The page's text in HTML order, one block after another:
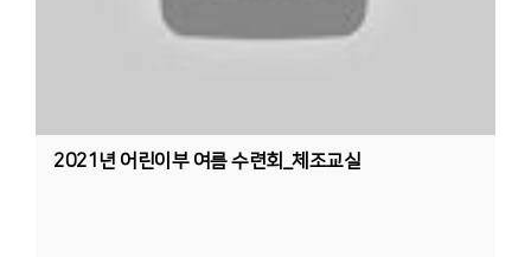
2021년 어린이부 여름 수련회_체조교실